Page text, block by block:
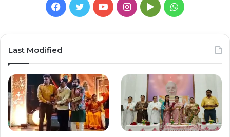
Facebook
TwitterYouTubeInstagram
GoogleWhatsApp
Last Modified